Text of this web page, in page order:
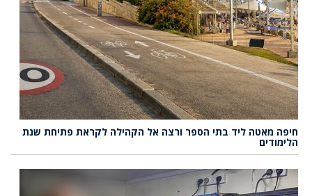
חיפה מאטה ליד בתי הספר ורצה אל הקהילה לקראת פתיחת שנת
הלימודים